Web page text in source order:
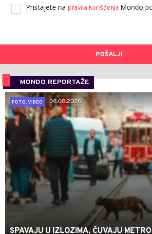
Pristajete na pravila korišćenja Mondo
POŠALJI
MONDO REPORTAŽE
FOTO, VIDEO
08.08.2026.
SPAVAJU U IZLOZIMA, ČUVAJU